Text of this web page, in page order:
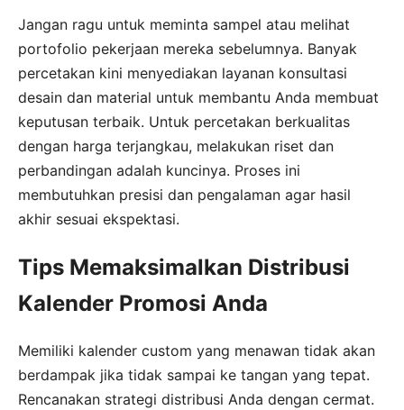
Jangan ragu untuk meminta sampel atau melihat
portofolio pekerjaan mereka sebelumnya. Banyak
percetakan kini menyediakan layanan konsultasi
desain dan material untuk membantu Anda membuat
keputusan terbaik. Untuk percetakan berkualitas
dengan harga terjangkau, melakukan riset dan
perbandingan adalah kuncinya. Proses ini
membutuhkan presisi dan pengalaman agar hasil
akhir sesuai ekspektasi.
Tips Memaksimalkan Distribusi
Kalender Promosi Anda
Memiliki kalender custom yang menawan tidak akan
berdampak jika tidak sampai ke tangan yang tepat.
Rencanakan strategi distribusi Anda dengan cermat.